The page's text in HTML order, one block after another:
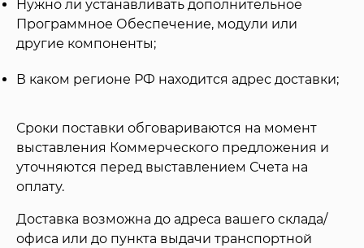
Нужно ли устанавливать дополнительное
Программное Обеспечение, модули или
другие компоненты;
В каком регионе РФ находится адрес доставки;
Сроки поставки обговариваются на момент
выставления Коммерческого предложения и
уточняются перед выставлением Счета на
оплату.
Доставка возможна до адреса вашего склада/
офиса или до пункта выдачи транспортной